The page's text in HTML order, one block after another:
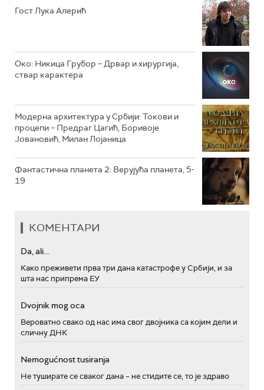
Гост Лука Алерић
Око: Никица Грубор – Дрвар и хирургија,
ствар карактера
Модерна архитектура у Србији: Токови и
процепи – Предраг Цагић, Боривоје
Јовановић, Милан Лојаница
Фантастична планета 2: Верујућа планета, 5-
19
КОМЕНТАРИ
Da, ali...
Како преживети прва три дана катастрофе у Србији, и за
шта нас припрема ЕУ
Dvojnik mog oca
Вероватно свако од нас има свог двојника са којим дели и
сличну ДНК
Nemogućnost tusiranja
Не туширате се сваког дана – не стидите се, то је здраво